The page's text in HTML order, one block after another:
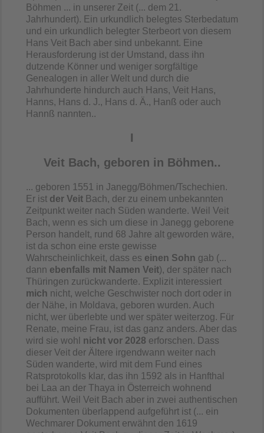
Böhmen ... in unserer Zeit (... dem 21.
Jahrhundert). Ein urkundlich belegtes Sterbedatum
und ein urkundlich belegter Sterbeort von diesem
Hans Veit Bach aber sind unbekannt. Eine
Herausforderung ist der Umstand, dass ihn
dutzende Könner und weniger sorgfältige
Genealogen in aller Welt und durch die
Jahrhunderte hindurch auch Hans, Veit Hans,
Hanns, Hans d. J., Hans d. Ä., Hanß oder auch
Hannß nannten..
I
Veit Bach, geboren in Böhmen..
... geboren 1551 in Janegg/Böhmen/Tschechien.
Er ist der Veit Bach, der zu einem unbekannten
Zeitpunkt weiter nach Süden wanderte. Weil Veit
Bach, wenn es sich um diese in Janegg geborene
Person handelt, rund 68 Jahre alt geworden wäre,
ist da schon eine erste gewisse
Wahrscheinlichkeit, dass es einen Sohn gab (...
dann ebenfalls mit Namen Veit), der später nach
Thüringen zurückwanderte. Explizit interessiert
mich nicht, welche Geschwister noch dort oder in
der Nähe, in Moldava, geboren wurden. Auch
nicht, wer überlebte und wer später weiterzog. Für
Renate, meine Frau, ist das ganz anders. Aber das
wird sie wohl nicht vor 2028 erforschen. Dass
dieser Veit der Ältere irgendwann weiter nach
Süden wanderte, wird mit dem Fund eines
Ratsprotokolls klar, das ihn 1592 als in Hanfthal
bei Laa an der Thaya in Österreich wohnend
aufführt. Weil Veit Bach aber in zwei authentischen
Dokumenten überlappend aufgeführt ist (... ein
Wechmarer Dokument erwähnt den 1619